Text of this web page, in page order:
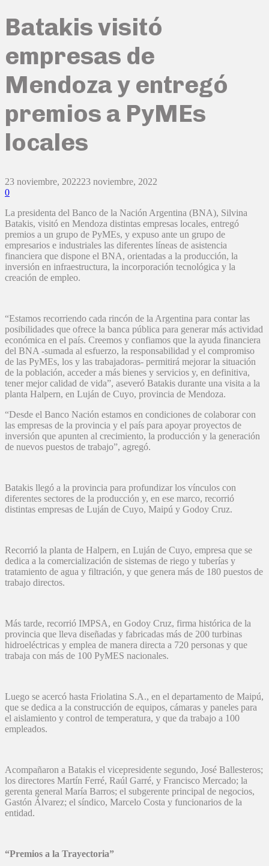
Batakis visitó
empresas de
Mendoza y entregó
premios a PyMEs
locales
23 noviembre, 202223 noviembre, 2022
0
La presidenta del Banco de la Nación Argentina (BNA), Silvina
Batakis, visitó en Mendoza distintas empresas locales, entregó
premios a un grupo de PyMEs, y expuso ante un grupo de
empresarios e industriales las diferentes líneas de asistencia
financiera que dispone el BNA, orientadas a la producción, la
inversión en infraestructura, la incorporación tecnológica y la
creación de empleo.
“Estamos recorriendo cada rincón de la Argentina para contar las
posibilidades que ofrece la banca pública para generar más actividad
económica en el país. Creemos y confiamos que la ayuda financiera
del BNA -sumada al esfuerzo, la responsabilidad y el compromiso
de las PyMEs, los y las trabajadoras- permitirá mejorar la situación
de la población, acceder a más bienes y servicios y, en definitiva,
tener mejor calidad de vida”, aseveró Batakis durante una visita a la
planta Halpern, en Luján de Cuyo, provincia de Mendoza.
“Desde el Banco Nación estamos en condiciones de colaborar con
las empresas de la provincia y el país para apoyar proyectos de
inversión que apunten al crecimiento, la producción y la generación
de nuevos puestos de trabajo”, agregó.
Batakis llegó a la provincia para profundizar los vínculos con
diferentes sectores de la producción y, en ese marco, recorrió
distintas empresas de Luján de Cuyo, Maipú y Godoy Cruz.
Recorrió la planta de Halpern, en Luján de Cuyo, empresa que se
dedica a la comercialización de sistemas de riego y tuberías y
tratamiento de agua y filtración, y que genera más de 180 puestos de
trabajo directos.
Más tarde, recorrió IMPSA, en Godoy Cruz, firma histórica de la
provincia que lleva diseñadas y fabricadas más de 200 turbinas
hidroeléctricas y emplea de manera directa a 720 personas y que
trabaja con más de 100 PyMES nacionales.
Luego se acercó hasta Friolatina S.A., en el departamento de Maipú,
que se dedica a la construcción de equipos, cámaras y paneles para
el aislamiento y control de temperatura, y que da trabajo a 100
empleados.
Acompañaron a Batakis el vicepresidente segundo, José Ballesteros;
los directores Martín Ferré, Raúl Garré, y Francisco Mercado; la
gerenta general María Barros; el subgerente principal de negocios,
Gastón Álvarez; el síndico, Marcelo Costa y funcionarios de la
entidad.
“Premios a la Trayectoria”